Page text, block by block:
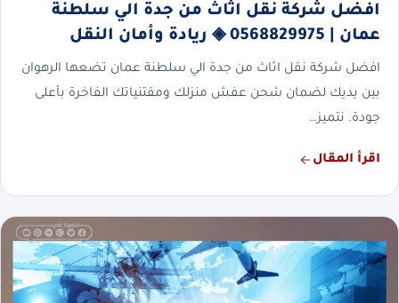
افضل شركة نقل اثاث من جدة الي سلطنة
عمان | 0568829975 ◈ ريادة وأمان النقل
افضل شركة نقل اثاث من جدة الي سلطنة عمان تضعها الرهوان
بين يديك لضمان شحن عفش منزلك ومقتنياتك الفاخرة بأعلى
جودة. نتميز…
اقرأ المقال